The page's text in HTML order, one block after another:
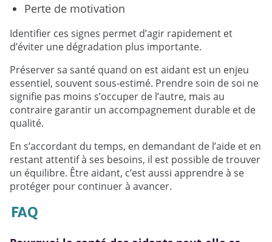
Perte de motivation
Identifier ces signes permet d’agir rapidement et
d’éviter une dégradation plus importante.
Préserver sa santé quand on est aidant est un enjeu
essentiel, souvent sous-estimé. Prendre soin de soi ne
signifie pas moins s’occuper de l’autre, mais au
contraire garantir un accompagnement durable et de
qualité.
En s’accordant du temps, en demandant de l’aide et en
restant attentif à ses besoins, il est possible de trouver
un équilibre. Être aidant, c’est aussi apprendre à se
protéger pour continuer à avancer.
FAQ